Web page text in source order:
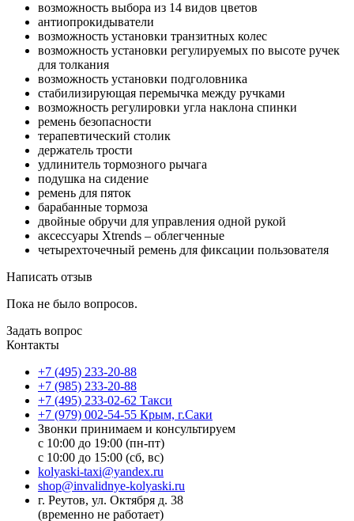
возможность выбора из 14 видов цветов
антиопрокидыватели
возможность установки транзитных колес
возможность установки регулируемых по высоте ручек
для толкания
возможность установки подголовника
стабилизирующая перемычка между ручками
возможность регулировки угла наклона спинки
ремень безопасности
терапевтический столик
держатель трости
удлинитель тормозного рычага
подушка на сидение
ремень для пяток
барабанные тормоза
двойные обручи для управления одной рукой
аксессуары Xtrends – облегченные
четырехточечный ремень для фиксации пользователя
Написать отзыв
Пока не было вопросов.
Задать вопрос
Контакты
+7 (495) 233-20-88
+7 (985) 233-20-88
+7 (495) 233-02-62 Такси
+7 (979) 002-54-55 Крым, г.Саки
Звонки принимаем и консультируем
с 10:00 до 19:00 (пн-пт)
с 10:00 до 15:00 (сб, вс)
kolyaski-taxi@yandex.ru
shop@invalidnye-kolyaski.ru
г. Реутов, ул. Октября д. 38
(временно не работает)